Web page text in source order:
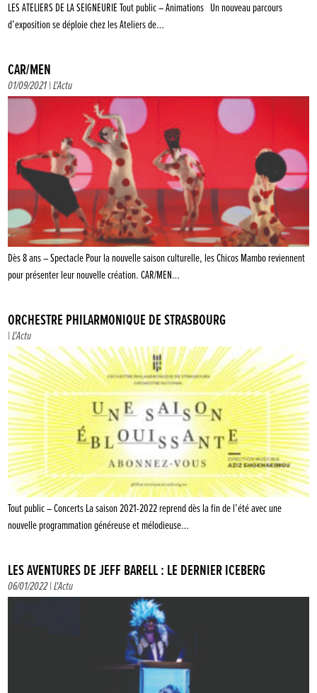
LES ATELIERS DE LA SEIGNEURIE Tout public – Animations Un nouveau parcours
d’exposition se déploie chez les Ateliers de…
CAR/MEN
01/09/2021 |L'Actu
Dès 8 ans – Spectacle Pour la nouvelle saison culturelle, les Chicos Mambo reviennent
pour présenter leur nouvelle création. CAR/MEN…
ORCHESTRE PHILARMONIQUE DE STRASBOURG
|L'Actu
Tout public – Concerts La saison 2021-2022 reprend dès la fin de l’été avec une
nouvelle programmation généreuse et mélodieuse…
LES AVENTURES DE JEFF BARELL : LE DERNIER ICEBERG
06/01/2022 |L'Actu